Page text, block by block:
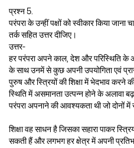
प्रश्न 5.
परंपरा के उन्हीं पक्षों को स्वीकार किया जाना
तर्क सहित उत्तर दीजिए।
उत्तर-
हर परंपरा अपने काल, देश और परिस्थिति के
के साथ उनमें से कुछ अपनी उपयोगिता एवं
पुरुष और स्त्रियों की शिक्षा में भेदभाव करने
स्थिति में असमानता उत्पन्न होने के अलावा
परंपरा अपनाने की आवश्यकता थी जो दोनों में
शिक्षा वह साधन है जिसका सहारा पाकर
सकती हैं और लगभग हर क्षेत्र में अपनी